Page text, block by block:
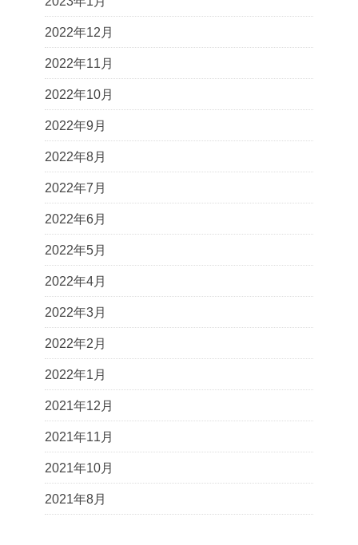
2022年12月
2022年11月
2022年10月
2022年9月
2022年8月
2022年7月
2022年6月
2022年5月
2022年4月
2022年3月
2022年2月
2022年1月
2021年12月
2021年11月
2021年10月
2021年8月